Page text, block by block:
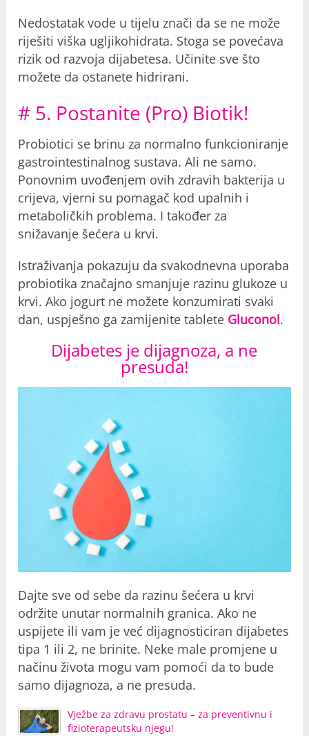
Nedostatak vode u tijelu znači da se ne može
riješiti viška ugljikohidrata. Stoga se povećava
rizik od razvoja dijabetesa. Učinite sve što
možete da ostanete hidrirani.
# 5. Postanite (Pro) Biotik!
Probiotici se brinu za normalno funkcioniranje
gastrointestinalnog sustava. Ali ne samo.
Ponovnim uvođenjem ovih zdravih bakterija u
crijeva, vjerni su pomagač kod upalnih i
metaboličkih problema. I također za
snižavanje šećera u krvi.
Istraživanja pokazuju da svakodnevna uporaba
probiotika značajno smanjuje razinu glukoze u
krvi. Ako jogurt ne možete konzumirati svaki
dan, uspješno ga zamijenite tablete Gluconol.
Dijabetes je dijagnoza, a ne
presuda!
Dajte sve od sebe da razinu šećera u krvi
održite unutar normalnih granica. Ako ne
uspijete ili vam je već dijagnosticiran dijabetes
tipa 1 ili 2, ne brinite. Neke male promjene u
načinu života mogu vam pomoći da to bude
samo dijagnoza, a ne presuda.
Vježbe za zdravu prostatu – za preventivnu i
fizioterapeutsku njegu!